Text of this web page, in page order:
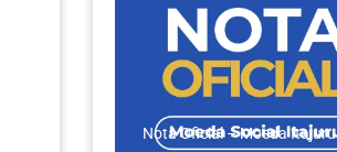
Nota Oficial – Moeda Itajuru